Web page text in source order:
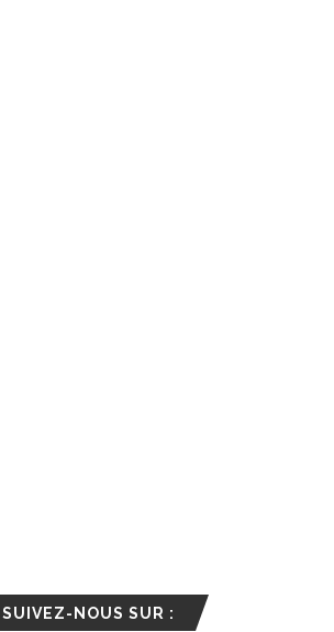
SUIVEZ-NOUS SUR :